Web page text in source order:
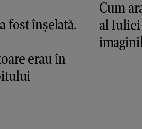
fost înşelată.
erau în
Cum
al Iuliei